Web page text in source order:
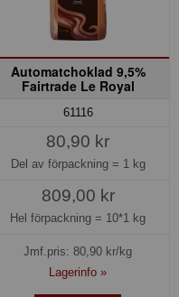
Automatchoklad 9,5%
Fairtrade Le Royal
61116
80,90 kr
Del av förpackning = 1 kg
809,00 kr
Hel förpackning = 10*1 kg
Jmf.pris: 80,90 kr/kg
Lagerinfo »